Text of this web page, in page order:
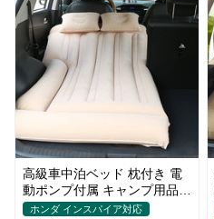
高級車中泊ベッド 枕付き 電
動ポンプ付属 キャンプ用品
エアーベッド 普通車 SUV
ホンダ インスパイア対応